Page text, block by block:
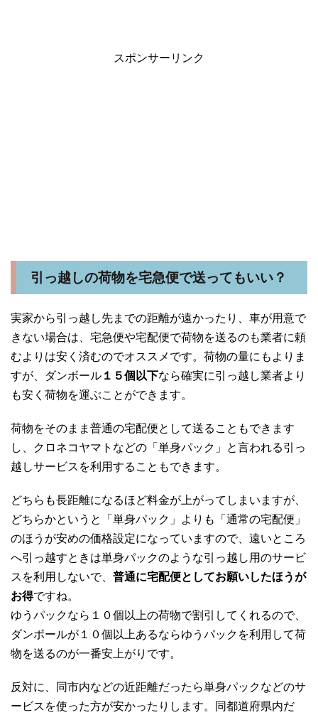
スポンサーリンク
引っ越しの荷物を宅急便で送ってもいい？
実家から引っ越し先までの距離が遠かったり、車が用意で
きない場合は、宅急便や宅配便で荷物を送るのも業者に頼
むよりは安く済むのでオススメです。荷物の量にもよりま
すが、ダンボール １５個以下なら確実に引っ越し業者より
も安く荷物を運ぶことができます。
荷物をそのまま普通の宅配便として送ることもできます
し、クロネコヤマトなどの「単身パック」と言われる引っ
越しサービスを利用することもできます。
どちらも長距離になるほど料金が上がってしまいますが、
どちらかというと「単身パック」よりも「通常の宅配便」
のほうが安めの価格設定になっていますので、遠いところ
へ引っ越すときは単身パックのような引っ越し用のサービ
スを利用しないで、 普通に宅配便としてお願いしたほうが
お得ですね。
ゆうパックなら１０個以上の荷物で割引してくれるので、
ダンボールが１０個以上あるならゆうパックを利用して荷
物を送るのが一番安上がりです。
反対に、同市内などの近距離だったら単身パックなどのサ
ービスを使った方が安かったりします。同都道府県内だ